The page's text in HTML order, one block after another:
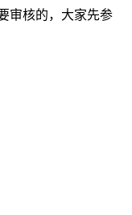
审核的，大家先参